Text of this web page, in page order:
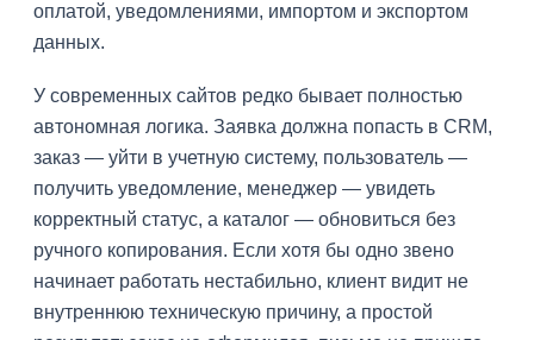
оплатой, уведомлениями, импортом и экспортом
данных.
У современных сайтов редко бывает полностью
автономная логика. Заявка должна попасть в CRM,
заказ — уйти в учетную систему, пользователь —
получить уведомление, менеджер — увидеть
корректный статус, а каталог — обновиться без
ручного копирования. Если хотя бы одно звено
начинает работать нестабильно, клиент видит не
внутреннюю техническую причину, а простой